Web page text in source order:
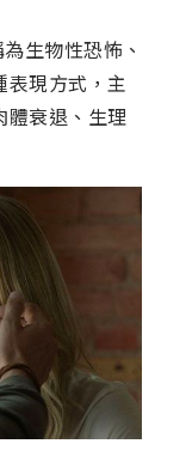
生物性恐怖、
表現方式，主
體衰退、生理